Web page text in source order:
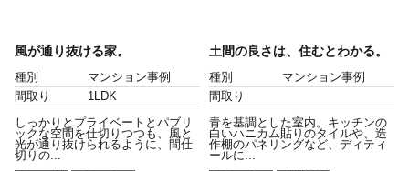
風が通り抜ける家。
種別
マンション事例
間取り
1LDK
しっかりとプライベートとパブリ
ックな空間を仕切りつつも、風と
光が通り抜けられるように、間仕
切りの...
土間の良さは、住むとわかる。
種別
マンション事例
間取り
青を基調とした室内。キッチンの
白いハニカム貼りのタイルや、造
作棚のパネリングなど、ディティ
ールに...